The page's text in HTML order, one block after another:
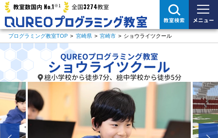
教室数国内 No.1※1 全国3274教室
教室検索 メニュー
プログラミング教室TOP > 宮崎県 > 宮崎市 > ショウライツクール
QUREOプログラミング教室
ショウライツクール
檍小学校から徒歩7分、檍中学校から徒歩5分